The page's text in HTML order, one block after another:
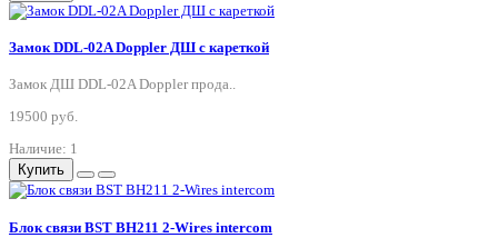
Замок DDL-02A Doppler ДШ с кареткой
Замок ДШ DDL-02A Doppler прода..
19500 руб.
Наличие: 1
Купить
Блок связи BST BH211 2-Wires intercom